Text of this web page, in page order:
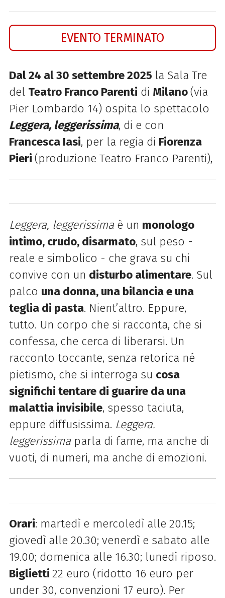
EVENTO TERMINATO
Dal 24 al 30 settembre 2025 la Sala Tre
del Teatro Franco Parenti di Milano(via
Pier Lombardo 14) ospita lo spettacolo
Leggera, leggerissima, di e con
Francesca Iasi, per la regia di Fiorenza
Pieri (produzione Teatro Franco Parenti),
Leggera, leggerissima è un monologo
intimo, crudo, disarmato, sul peso -
reale e simbolico - che grava su chi
convive con un disturbo alimentare. Sul
palco una donna, una bilancia e una
teglia di pasta. Nient’altro. Eppure,
tutto. Un corpo che si racconta, che si
confessa, che cerca di liberarsi. Un
racconto toccante, senza retorica né
pietismo, che si interroga su cosa
significhi tentare di guarire da una
malattia invisibile, spesso taciuta,
eppure diffusissima. Leggera.
leggerissima parla di fame, ma anche di
vuoti, di numeri, ma anche di emozioni.
Orari: martedì e mercoledì alle 20.15;
giovedì alle 20.30; venerdì e sabato alle
19.00; domenica alle 16.30; lunedì riposo.
Biglietti 22 euro (ridotto 16 euro per
under 30, convenzioni 17 euro). Per